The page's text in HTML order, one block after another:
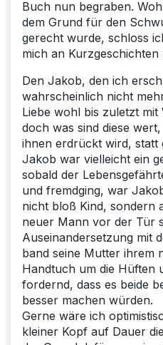
Buch nun begraben.
dem Grund für den
gerecht wurde, schloss
mich an
Den Jakob, den ich
wahrscheinlich nicht
Liebe wohl bis zuletzt
doch was sind diese
ihnen erdrückt wird, statt
Jakob war vielleicht ein
sobald der
und fremdging, war
nicht bloß Kind, sondern
neuer Mann vor der Tür
Auseinandersetzung mit
band seine Mutter ihrem
Handtuch um die Hüften
fordernd, dass es beide
besser machen würden.
Gerne wäre ich
kleiner Kopf auf Dauer